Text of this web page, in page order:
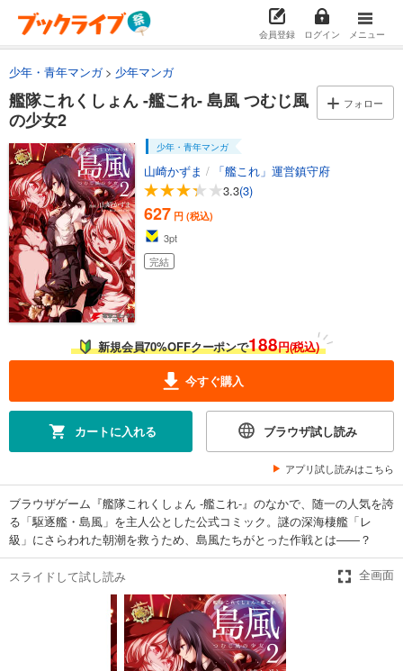
会員登録 ログイン メニュー
少年・青年マンガ 少年マンガ
艦隊これくしょん -艦これ- 島風 つむじ風
の少女2
フォロー
少年・青年マンガ
山崎かずま / 「艦これ」運営鎮守府
3.3(3)
627 円 (税込)
3pt
完結
新規会員70%OFFクーポンで188円(税込)
今すぐ購入
カートに入れる ブラウザ試し読み
アプリ試し読みはこちら
ブラウザゲーム『艦隊これくしょん -艦これ-』のなかで、随一の人気を誇
る「駆逐艦・島風」を主人公とした公式コミック。謎の深海棲艦「レ
級」にさらわれた朝潮を救うため、島風たちがとった作戦とは――？
スライドして試し読み 全画面